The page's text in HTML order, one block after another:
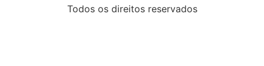
Todos os direitos reservados